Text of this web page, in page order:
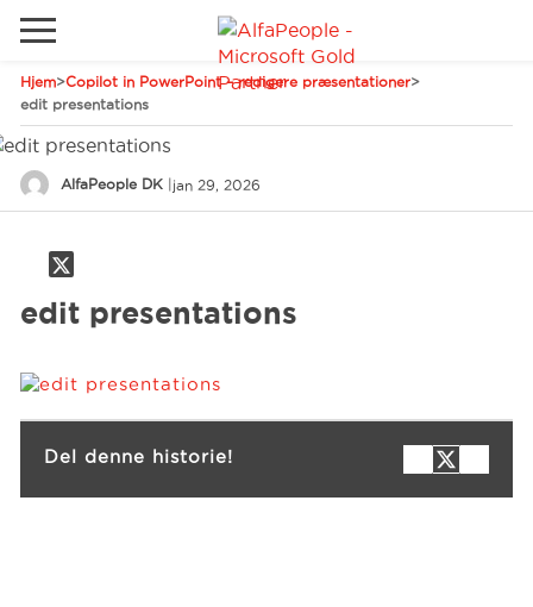
Hjem>Copilot in PowerPoint – redigere præsentationer>
edit presentations
AlfaPeople DK | jan 29, 2026
edit presentations
Del denne historie!
Services
Ring
Gå til det lokale websted
Canada
Tyskland